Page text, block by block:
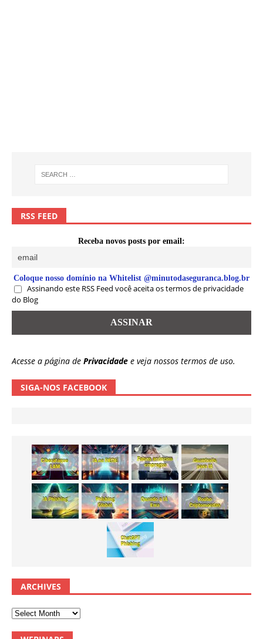
RSS FEED
Receba novos posts por email:
Coloque nosso domínio na Whitelist @minutodaseguranca.blog.br
Assinando este RSS Feed você aceita os termos de privacidade
do Blog
Acesse a página de Privacidade e veja nossos termos de uso.
SIGA-NOS FACEBOOK
ARCHIVES